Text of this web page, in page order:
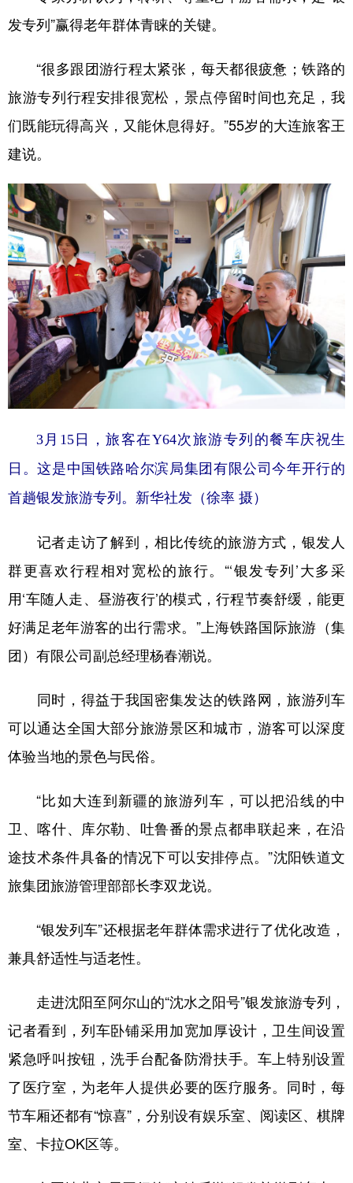
发专列”赢得老年群体青睐的关键。
“很多跟团游行程太紧张，每天都很疲惫；铁路的
旅游专列行程安排很宽松，景点停留时间也充足，我
们既能玩得高兴，又能休息得好。”55岁的大连旅客王
建说。
3月15日，旅客在Y64次旅游专列的餐车庆祝生
日。这是中国铁路哈尔滨局集团有限公司今年开行的
首趟银发旅游专列。新华社发（徐率 摄）
记者走访了解到，相比传统的旅游方式，银发人
群更喜欢行程相对宽松的旅行。“‘银发专列’大多采
用‘车随人走、昼游夜行’的模式，行程节奏舒缓，能更
好满足老年游客的出行需求。”上海铁路国际旅游（集
团）有限公司副总经理杨春潮说。
同时，得益于我国密集发达的铁路网，旅游列车
可以通达全国大部分旅游景区和城市，游客可以深度
体验当地的景色与民俗。
“比如大连到新疆的旅游列车，可以把沿线的中
卫、喀什、库尔勒、吐鲁番的景点都串联起来，在沿
途技术条件具备的情况下可以安排停点。”沈阳铁道文
旅集团旅游管理部部长李双龙说。
“银发列车”还根据老年群体需求进行了优化改造，
兼具舒适性与适老性。
走进沈阳至阿尔山的“沈水之阳号”银发旅游专列，
记者看到，列车卧铺采用加宽加厚设计，卫生间设置
紧急呼叫按钮，洗手台配备防滑扶手。车上特别设置
了医疗室，为老年人提供必要的医疗服务。同时，每
节车厢还都有“惊喜”，分别设有娱乐室、阅读区、棋牌
室、卡拉OK区等。